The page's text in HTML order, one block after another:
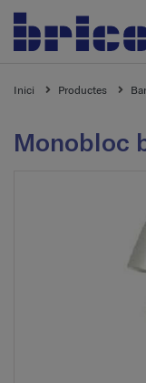
Inici Productes
Monobloc